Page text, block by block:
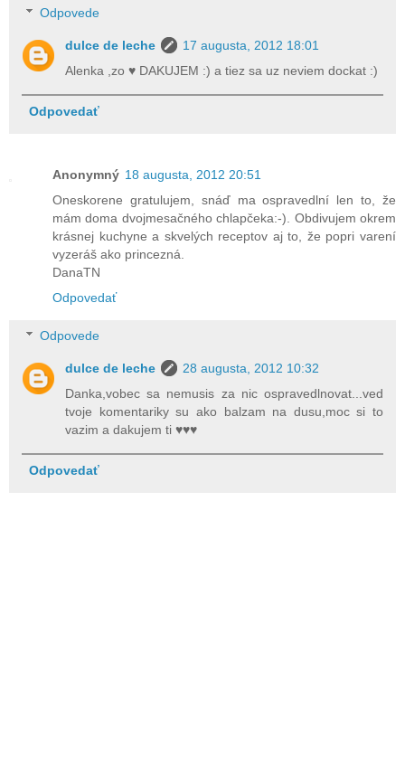
Odpovede
dulce de leche
17 augusta, 2012 18:01
Alenka ,zo ♥ DAKUJEM :) a tiez sa uz neviem dockat :)
Odpovedať
Anonymný 18 augusta, 2012 20:51
Oneskorene gratulujem, snáď ma ospravedlní len to, že
mám doma dvojmesačného chlapčeka:-). Obdivujem okrem
krásnej kuchyne a skvelých receptov aj to, že popri varení
vyzeráš ako princezná.
DanaTN
Odpovedať
Odpovede
dulce de leche
28 augusta, 2012 10:32
Danka,vobec sa nemusis za nic ospravedlnovat...ved
tvoje komentariky su ako balzam na dusu,moc si to
vazim a dakujem ti ♥♥♥
Odpovedať